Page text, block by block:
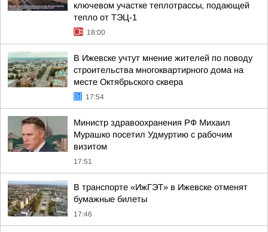
ключевом участке теплотрассы, подающей
тепло от ТЭЦ-1
18:00
В Ижевске учтут мнение жителей по поводу
строительства многоквартирного дома на
месте Октябрьского сквера
17:54
Министр здравоохранения РФ Михаил
Мурашко посетил Удмуртию с рабочим
визитом
17:51
В транспорте «ИжГЭТ» в Ижевске отменят
бумажные билеты
17:46